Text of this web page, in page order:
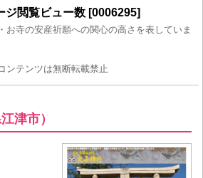
ジ閲覧ビュー数 [0006295]
寺の安産祈願への関心の高さを表していま
ンテンツは無断転載禁止
津市）